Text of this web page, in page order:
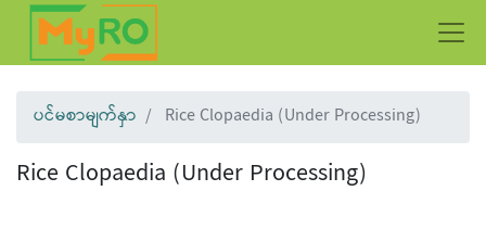
ပင်မစာမျက်နှာ Rice Clopaedia (Under Processing)
Rice Clopaedia (Under Processing)